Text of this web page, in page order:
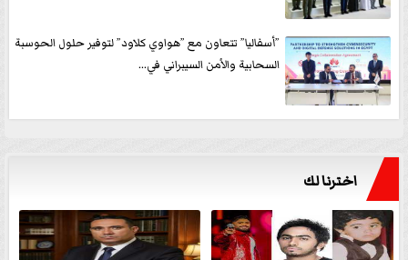
”أسفاليا” تتعاون مع ”هواوي كلاود” لتوفير حلول الحوسبة
السحابية والأمن السيبراني في...
اخترنا لك